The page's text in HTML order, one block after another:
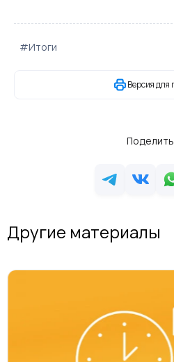
#Итоги
Версия для
Другие материалы